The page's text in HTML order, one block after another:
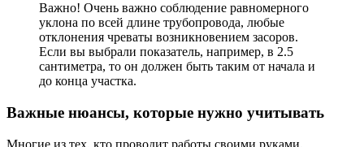
Важно! Очень важно соблюдение равномерного
уклона по всей длине трубопровода, любые
отклонения чреваты возникновением засоров.
Если вы выбрали показатель, например, в 2.5
сантиметра, то он должен быть таким от начала и
до конца участка.
Важные нюансы, которые нужно учитывать
Многие из тех, кто проводит работы своими руками,